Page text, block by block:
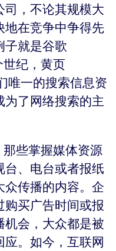
司，不论其规模大
地在竞争中争得先
子就是谷歌
世纪，黄页
唯一的搜索信息资
了网络搜索的主
些掌握媒体资源
台、电台或者报纸
传播的内容。企
买广告时间或报
会，大众都是被
。如今，互联网